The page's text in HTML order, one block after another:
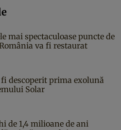
mai spectaculoase puncte de
va fi restaurat
descoperit prima exolună
Solar
de 1,4 milioane de ani